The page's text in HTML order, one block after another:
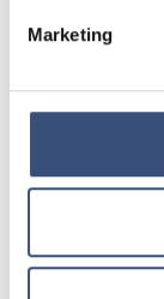
Marketing
13